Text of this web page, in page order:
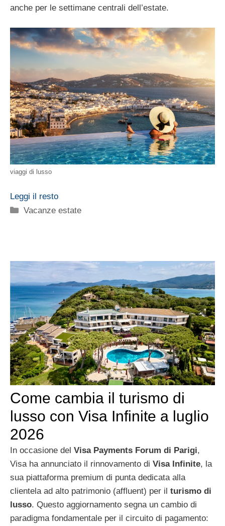
anche per le settimane centrali dell’estate.
viaggi di lusso
Leggi il resto
Categorie
Vacanze estate
Come cambia il turismo di
lusso con Visa Infinite a luglio
2026
In occasione del Visa Payments Forum di Parigi,
Visa ha annunciato il rinnovamento di Visa Infinite, la
sua piattaforma premium di punta dedicata alla
clientela ad alto patrimonio (affluent) per il turismo di
lusso. Questo aggiornamento segna un cambio di
paradigma fondamentale per il circuito di pagamento: